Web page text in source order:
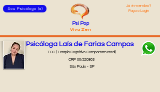
Sou Psicólogo (a)
Já é membro?
Faça o Login
Psi Pop
Viva Zen
Psicóloga Laís de Farias Campos
CRP 06/220863
São Paulo - SP
TCC (Terapia Cognitivo Comportamental)